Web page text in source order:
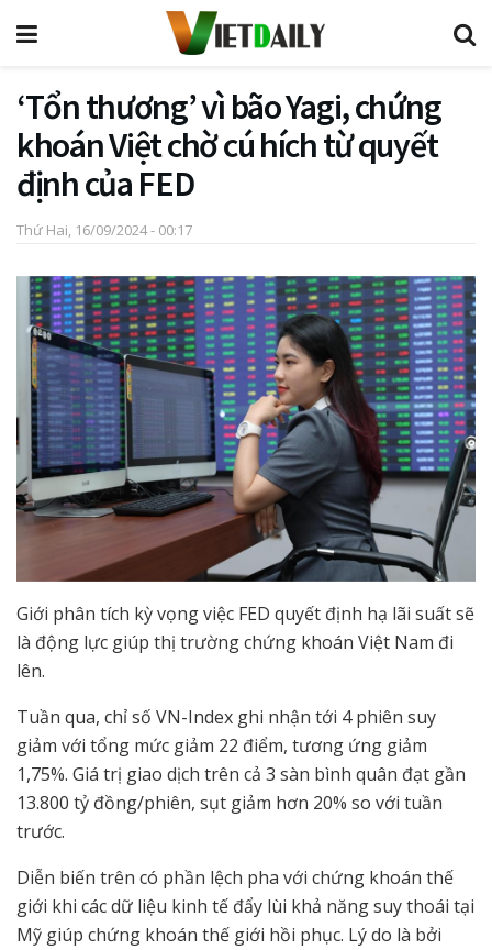
‘Tổn thương’ vì bão Yagi, chứng
khoán Việt chờ cú hích từ quyết
định của FED
Thứ Hai, 16/09/2024 - 00:17
Giới phân tích kỳ vọng việc FED quyết định hạ lãi suất sẽ
là động lực giúp thị trường chứng khoán Việt Nam đi
lên.
Tuần qua, chỉ số VN-Index ghi nhận tới 4 phiên suy
giảm với tổng mức giảm 22 điểm, tương ứng giảm
1,75%. Giá trị giao dịch trên cả 3 sàn bình quân đạt gần
13.800 tỷ đồng/phiên, sụt giảm hơn 20% so với tuần
trước.
Diễn biến trên có phần lệch pha với chứng khoán thế
giới khi các dữ liệu kinh tế đẩy lùi khả năng suy thoái tại
Mỹ giúp chứng khoán thế giới hồi phục. Lý do là bởi